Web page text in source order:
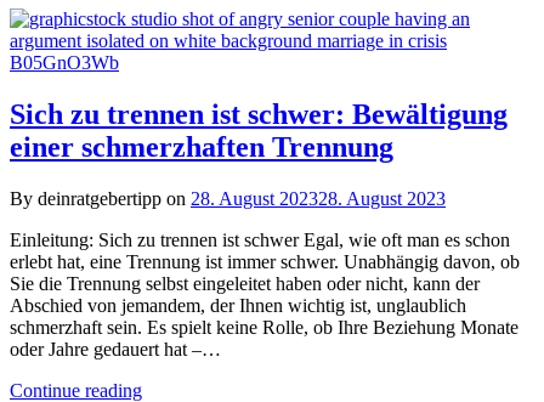
Sich zu trennen ist schwer: Bewältigung
einer schmerzhaften Trennung
By deinratgebertipp on 28. August 202328. August 2023
Einleitung: Sich zu trennen ist schwer Egal, wie oft man es schon
erlebt hat, eine Trennung ist immer schwer. Unabhängig davon, ob
Sie die Trennung selbst eingeleitet haben oder nicht, kann der
Abschied von jemandem, der Ihnen wichtig ist, unglaublich
schmerzhaft sein. Es spielt keine Rolle, ob Ihre Beziehung Monate
oder Jahre gedauert hat –…
Continue reading